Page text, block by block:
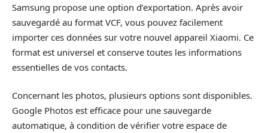
Samsung propose une option d’exportation. Après avoir
sauvegardé au format VCF, vous pouvez facilement
importer ces données sur votre nouvel appareil Xiaomi. Ce
format est universel et conserve toutes les informations
essentielles de vos contacts.
Concernant les photos, plusieurs options sont disponibles.
Google Photos est efficace pour une sauvegarde
automatique, à condition de vérifier votre espace de